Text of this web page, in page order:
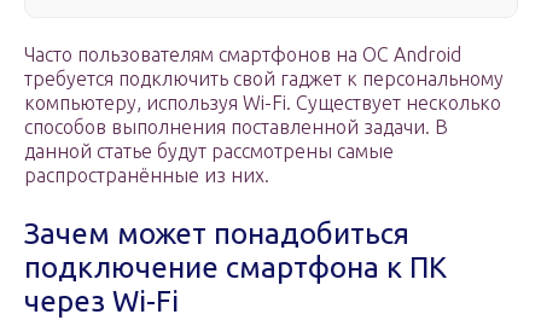
Часто пользователям смартфонов на OC Android
требуется подключить свой гаджет к персональному
компьютеру, используя Wi-Fi. Существует несколько
способов выполнения поставленной задачи. В
данной статье будут рассмотрены самые
распространённые из них.
Зачем может понадобиться
подключение смартфона к ПК
через Wi-Fi